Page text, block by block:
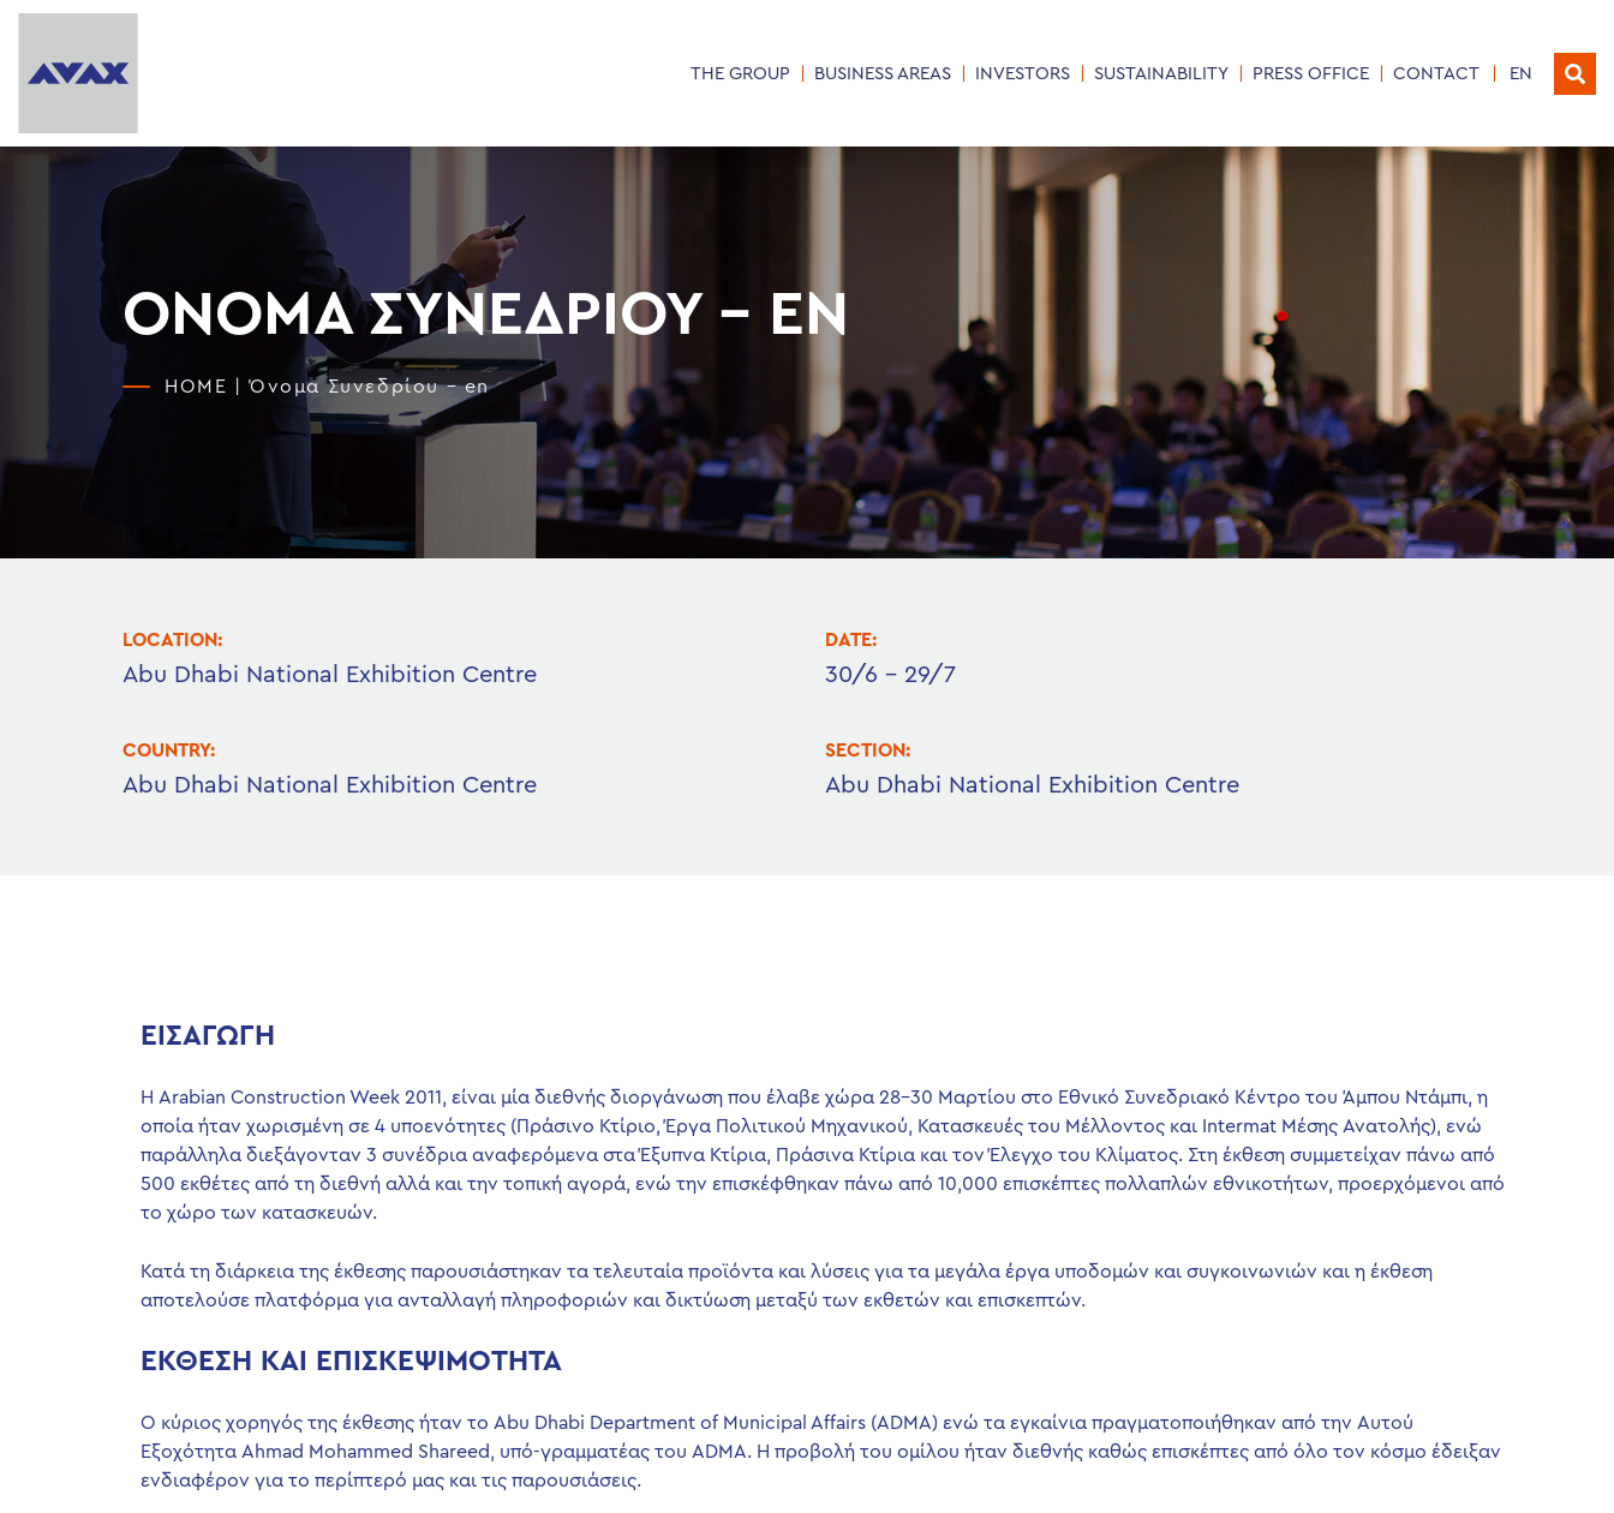
THE GROUP BUSINESS AREAS INVESTORS SUSTAINABILITY PRESS OFFICE CONTACT EN
ΌΝΟΜΑ ΣΥΝΕΔΡΊΟΥ – EN
HOME Όνομα Συνεδρίου – en
LOCATION:
Abu Dhabi National Exhibition Centre
DATE:
30/6 - 29/7
COUNTRY:
Abu Dhabi National Exhibition Centre
SECTION:
Abu Dhabi National Exhibition Centre
ΕΙΣΑΓΩΓΗ
Η Arabian Construction Week 2011, είναι μία διεθνής διοργάνωση που έλαβε χώρα 28-30 Μαρτίου στο Εθνικό Συνεδριακό Κέντρο του Άμπου Ντάμπι, η
οποία ήταν χωρισμένη σε 4 υποενότητες (Πράσινο Κτίριο, Έργα Πολιτικού Μηχανικού, Κατασκευές του Μέλλοντος και Intermat Μέσης Ανατολής), ενώ
παράλληλα διεξάγονταν 3 συνέδρια αναφερόμενα στα Έξυπνα Κτίρια, Πράσινα Κτίρια και τον Έλεγχο του Κλίματος. Στη έκθεση συμμετείχαν πάνω από
500 εκθέτες από τη διεθνή αλλά και την τοπική αγορά, ενώ την επισκέφθηκαν πάνω από 10,000 επισκέπτες πολλαπλών εθνικοτήτων, προερχόμενοι από
το χώρο των κατασκευών.
Κατά τη διάρκεια της έκθεσης παρουσιάστηκαν τα τελευταία προϊόντα και λύσεις για τα μεγάλα έργα υποδομών και συγκοινωνιών και η έκθεση
αποτελούσε πλατφόρμα για ανταλλαγή πληροφοριών και δικτύωση μεταξύ των εκθετών και επισκεπτών.
ΕΚΘΕΣΗ ΚΑΙ ΕΠΙΣΚΕΨΙΜΟΤΗΤΑ
Ο κύριος χορηγός της έκθεσης ήταν το Abu Dhabi Department of Municipal Affairs (ADMA) ενώ τα εγκαίνια πραγματοποιήθηκαν από την Αυτού
Εξοχότητα Ahmad Mohammed Shareed, υπό-γραμματέας του ADMA. Η προβολή του ομίλου ήταν διεθνής καθώς επισκέπτες από όλο τον κόσμο έδειξαν
ενδιαφέρον για το περίπτερό μας και τις παρουσιάσεις.